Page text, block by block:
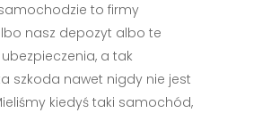
to firmy
nasz depozyt albo te
a tak
szkoda nawet nigdy nie jest
kiedyś taki samochód,